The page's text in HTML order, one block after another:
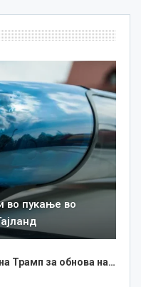
во пукање во
Трамп за обнова на…